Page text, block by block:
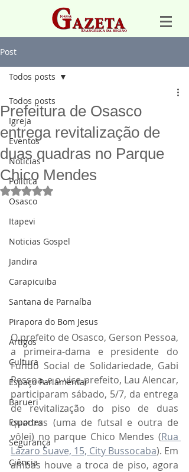
Post
Todos posts
Igreja
Eventos
Notícias
Política
Osasco
Itapevi
Noticias Gospel
Jandira
Carapicuiba
Santana de Parnaíba
Pirapora do Bom Jesus
Artigos
Cultura
Espaço Parlamentar
Barueri
Esportes
Segurança
Ciência
Todos posts
Prefeitura de Osasco
entrega revitalização de
duas quadras no Parque
Chico Mendes
Avaliado com NaN de 5 estrelas.
O prefeito de Osasco, Gerson Pessoa,
a primeira-dama e presidente do
Fundo Social de Solidariedade, Gabi
Pessoa, e o vice-prefeito, Lau Alencar,
participaram sábado, 5/7, da entrega
de revitalização do piso de duas
quadras (uma de futsal e outra de
vôlei) no parque Chico Mendes (Rua
Lázaro Suave, 15, City Bussocaba). Em
ambas houve a troca de piso, agora